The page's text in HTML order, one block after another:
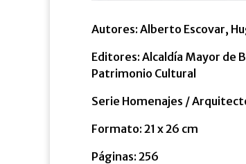
Autores: Alberto Escovar,
Editores: Alcaldía Mayor de
Patrimonio Cultural
Serie Homenajes /
Formato: 21 x 26 cm
Páginas: 256